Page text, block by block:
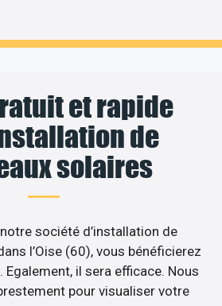
et rapide
de
solaires
société d’installation de
l’Oise (60), vous bénéficierez
Egalement, il sera efficace. Nous
pour visualiser votre